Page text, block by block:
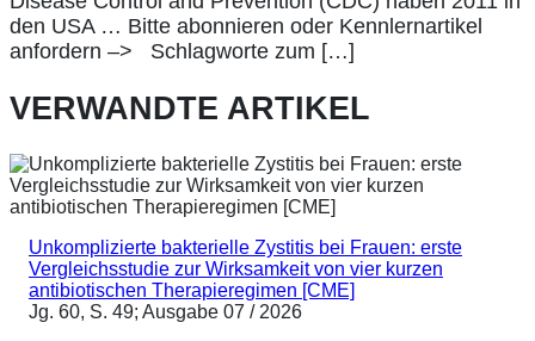
den USA … Bitte abonnieren oder Kennlernartikel
anfordern –> Schlagworte zum […]
VERWANDTE ARTIKEL
Unkomplizierte bakterielle Zystitis bei Frauen: erste
Vergleichsstudie zur Wirksamkeit von vier kurzen
antibiotischen Therapieregimen [CME]
Jg. 60, S. 49; Ausgabe 07 / 2026